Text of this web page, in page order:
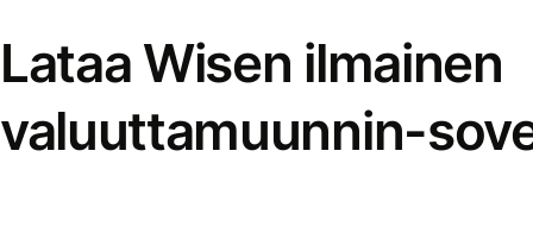
Lataa Wisen ilmainen
valuuttamuunnin-